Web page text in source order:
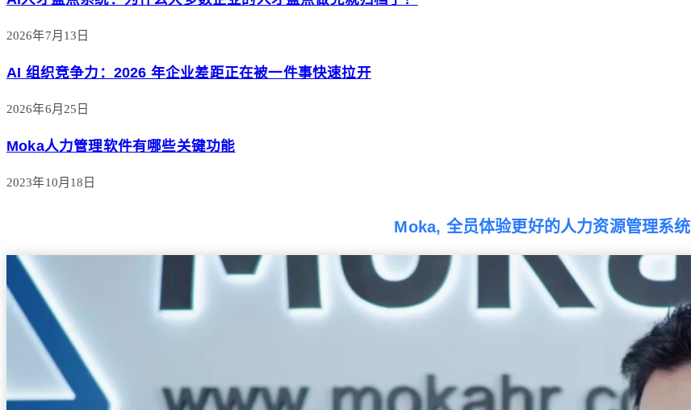
2026年7月13日
AI 组织竞争力：2026 年企业差距正在被一件事快速拉开
2026年6月25日
Moka人力管理软件有哪些关键功能
2023年10月18日
Moka, 全员体验更好的人力资源管理系统